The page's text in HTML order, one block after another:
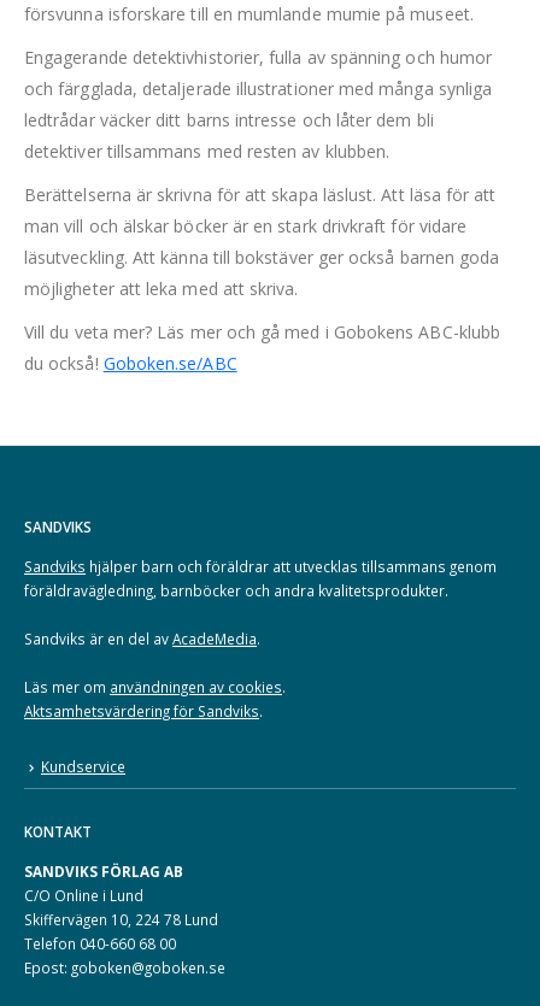
försvunna isforskare till en mumlande mumie på museet.
Engagerande detektivhistorier, fulla av spänning och humor
och färgglada, detaljerade illustrationer med många synliga
ledtrådar väcker ditt barns intresse och låter dem bli
detektiver tillsammans med resten av klubben.
Berättelserna är skrivna för att skapa läslust. Att läsa för att
man vill och älskar böcker är en stark drivkraft för vidare
läsutveckling. Att känna till bokstäver ger också barnen goda
möjligheter att leka med att skriva.
Vill du veta mer? Läs mer och gå med i Gobokens ABC-klubb
du också! Goboken.se/ABC
SANDVIKS
Sandviks hjälper barn och föräldrar att utvecklas tillsammans genom
föräldravägledning, barnböcker och andra kvalitetsprodukter.
Sandviks är en del avAcadeMedia.
Läs mer om användningen av cookies.
Aktsamhetsvärdering för Sandviks.
Kundservice
KONTAKT
SANDVIKS FÖRLAG AB
C/O Online i Lund
Skiffervägen 10, 224 78 Lund
Telefon 040-660 68 00
Epost: goboken@goboken.se